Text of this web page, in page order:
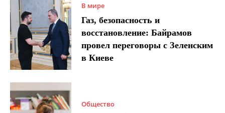
В мире
Газ, безопасность и
восстановление: Байрамов
провел переговоры с Зеленским
в Киеве
Общество